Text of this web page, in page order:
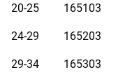
Эти накидки
Они легко
животных
20-25 165103
24-29 165203
29-34 165303